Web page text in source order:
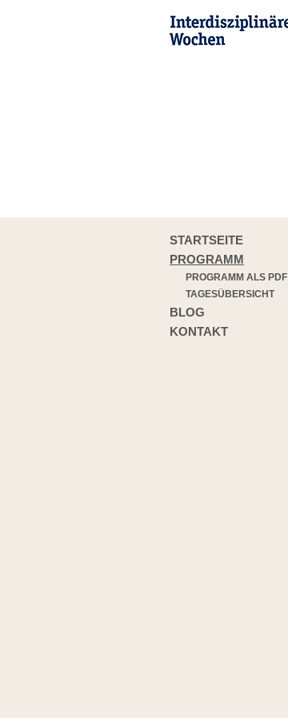
STARTSEITE
PROGRAMM
PROGRAMM ALS PDF
TAGESÜBERSICHT
BLOG
KONTAKT